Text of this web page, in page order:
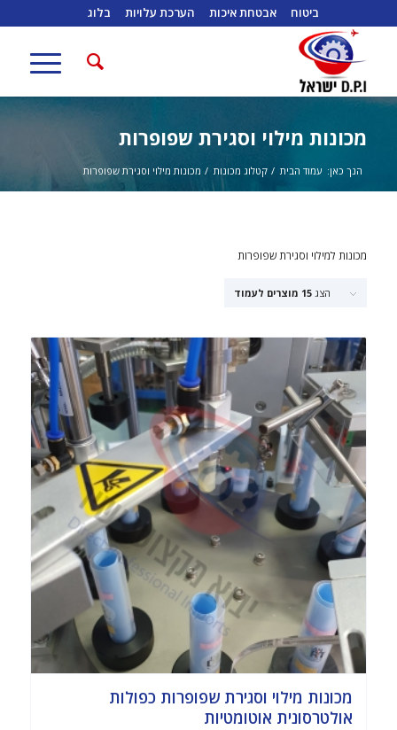
ביטוח אבטחת איכות הערכת עלויות בלוג
מכונות מילוי וסגירת שפופרות
הנך כאן: עמוד הבית / קטלוג מכונות / מכונות מילוי וסגירת שפופרות
מכונות למילוי וסגירת שפופרות
הצג 15 מוצרים לעמוד
מכונות מילוי וסגירת שפופרות כפולות
אולטרסונית אוטומטיות